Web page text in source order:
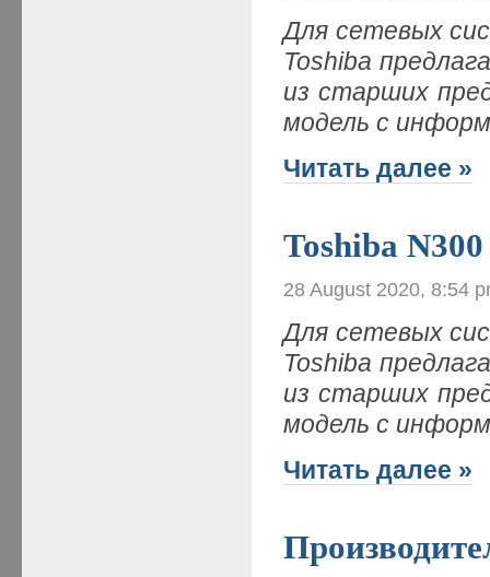
Для сетевых
Toshiba
из старших
модель с
Читать далее »
Toshiba
28 August 2020, 8:54
Для сетевых
Toshiba
из старших
модель с
Читать далее »